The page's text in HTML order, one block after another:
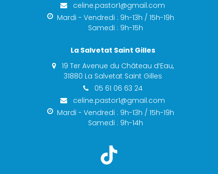
celine.pastor1@gmail.com
Mardi - Vendredi : 9h-13h / 15h-19h
Samedi : 9h-15h
La Salvetat Saint Gilles
19 Ter Avenue du Château d‘Eau,
31880 La Salvetat Saint Gilles
05 61 06 63 24
celine.pastor1@gmail.com
Mardi - Vendredi : 9h-13h / 15h-19h
Samedi : 9h-14h